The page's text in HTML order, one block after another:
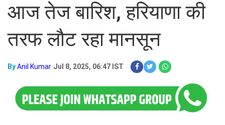
आज तेज बारिश, हरियाणा की
तरफ लौट रहा मानसून
ByAnil Kumar Jul 8, 2025, 06:47 IST